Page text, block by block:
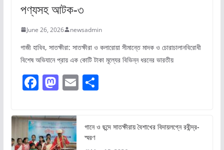
পণ্যসহ আটক-৩
June 26, 2026 newsadmin
গাজী হাবিব, সাতক্ষীরা: সাতক্ষীরা ও কলারোয়া সীমান্তে মাদক ও চোরাচালানবিরোধী
বিশেষ অভিযানে প্রায় এক কোটি টাকা মূল্যের বিভিন্ন ধরনের ভারতীয়
F
c
e
M
st
o
E S
e
গানে ও ছন্দে সাতক্ষীরায় বৈশাখের বিদায়লগ্নে রবীন্দ্র-
স্মরণ